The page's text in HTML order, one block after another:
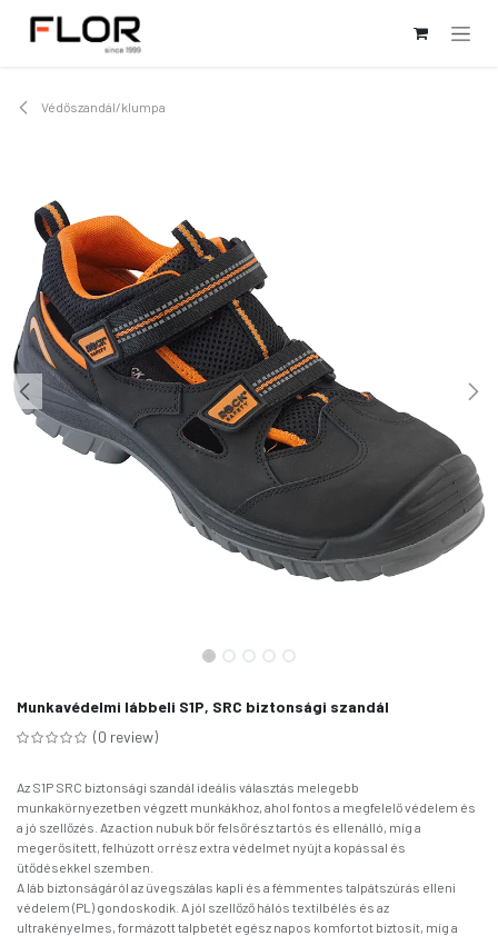
Védőszandál/klumpa
Munkavédelmi lábbeli S1P, SRC biztonsági szandál
(0 review)
Az S1P SRC biztonsági szandál ideális választás melegebb
munkakörnyezetben végzett munkákhoz, ahol fontos a megfelelő védelem és
a jó szellőzés. Az action nubuk bőr felsőrész tartós és ellenálló, míg a
megerősített, felhúzott orrész extra védelmet nyújt a kopással és
ütődésekkel szemben.
A láb biztonságáról az üvegszálas kapli és a fémmentes talpátszúrás elleni
védelem (PL) gondoskodik. A jól szellőző hálós textilbélés és az
ultrakényelmes, formázott talpbetét egész napos komfortot biztosít, míg a